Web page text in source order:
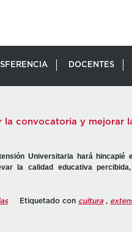
DOCENTES
la convocatoria y mejorar
Universitaria hará hincapié
la calidad educativa
Etiquetado con cultura,